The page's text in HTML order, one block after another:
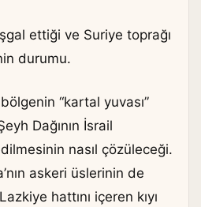
ettiği ve Suriye toprağı
durumu.
“kartal yuvası”
Dağının İsrail
nasıl çözüleceği.
askeri üslerinin de
hattını içeren kıyı